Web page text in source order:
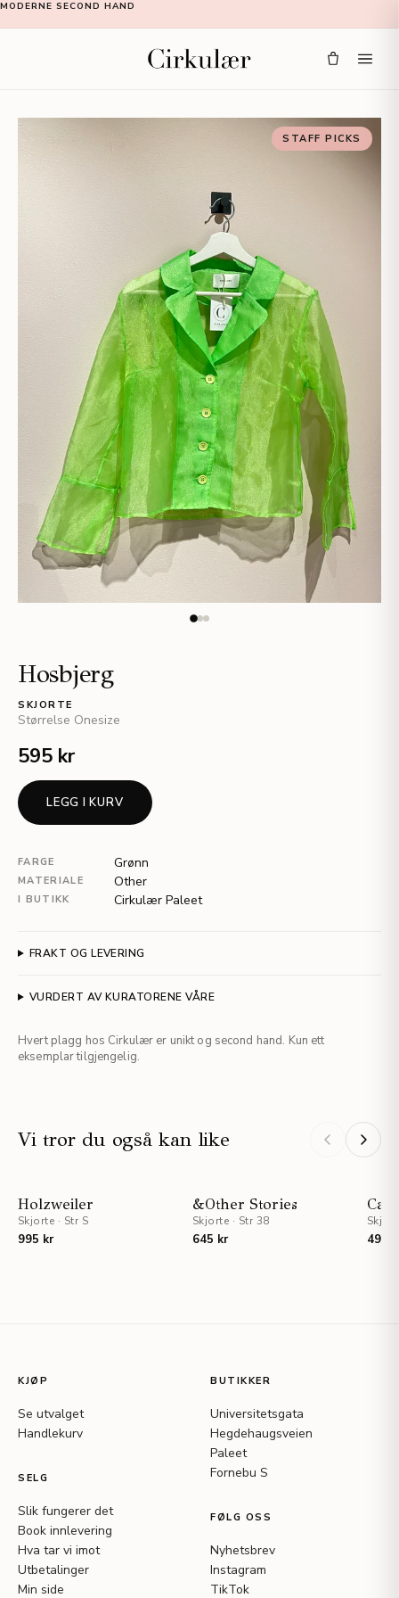
MODERNE SECOND HAND
STAFF PICKS
Hosbjerg
SKJORTE
Størrelse Onesize
595 kr
LEGG I KURV
FARGE Grønn
MATERIALE Other
I BUTIKK Cirkulær Paleet
FRAKT OG LEVERING
VURDERT AV KURATORENE VÅRE
Hvert plagg hos Cirkulær er unikt og second hand. Kun ett
eksemplar tilgjengelig.
Vi tror du også kan like
Holzweiler
Skjorte · Str S
995 kr
&Other Stories
Skjorte · Str 38
645 kr 495
KJØP
Se utvalget
Handlekurv
SELG
Slik fungerer det
Book innlevering
Hva tar vi imot
Utbetalinger
Min side
BUTIKKER
Universitetsgata
Hegdehaugsveien
Paleet
Fornebu S
FØLG OSS
Nyhetsbrev
Instagram
TikTok